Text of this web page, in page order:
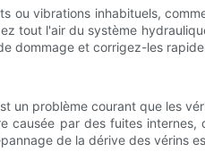
ou vibrations inhabituels,
tout l'air du système
dommage et corrigez-les
un problème courant que les
causée par des fuites internes,
de la dérive des vérins